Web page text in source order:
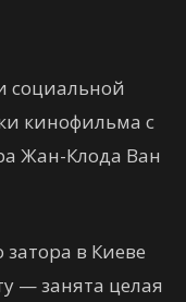
социальной
кинофильма с
Жан-Клода Ван
в Киеве
— занята целая